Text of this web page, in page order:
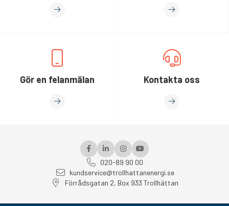
Gör en felanmälan Kontakta oss
020-89 90 00
kundservice@trollhattanenergi.se
Förrådsgatan 2, Box 933 Trollhättan